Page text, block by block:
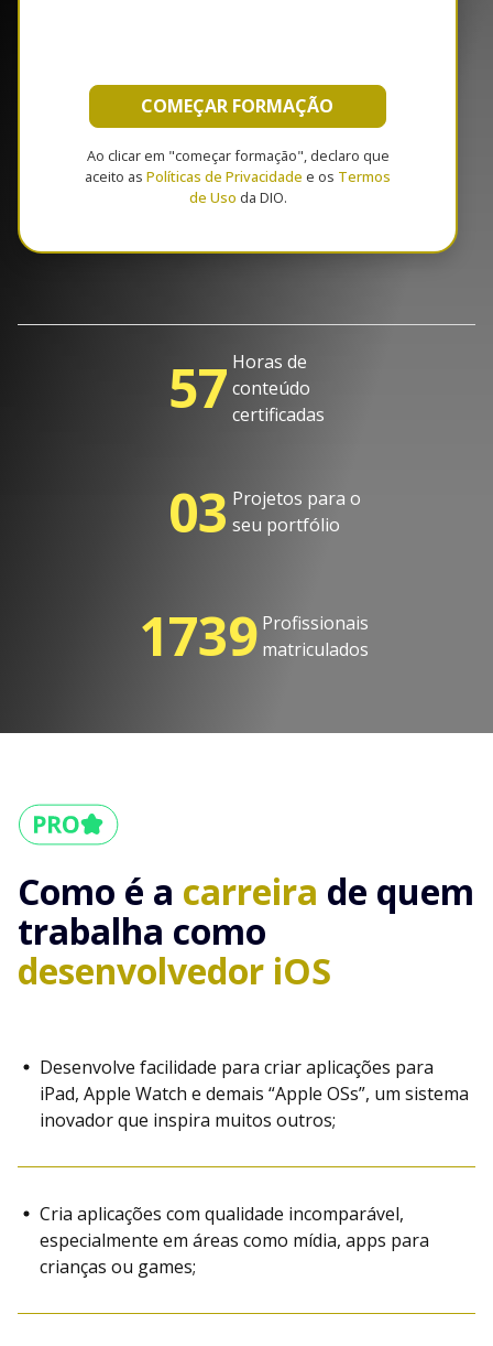
COMEÇAR FORMAÇÃO
Ao clicar em "começar formação", declaro que
aceito as Políticas de Privacidade e os Termos
de Uso da DIO.
57 Horas de
conteúdo
certificadas
03 Projetos para o
seu portfólio
1739 Profissionais
matriculados
Como é a carreira de quem
trabalha como
desenvolvedor iOS
Desenvolve facilidade para criar aplicações para
iPad, Apple Watch e demais “Apple OSs”, um sistema
inovador que inspira muitos outros;
Cria aplicações com qualidade incomparável,
especialmente em áreas como mídia, apps para
crianças ou games;